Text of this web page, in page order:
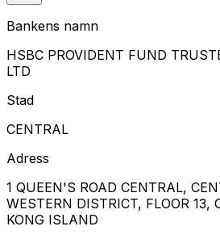
Bankens namn
HSBC PROVIDENT FUND
LTD
Stad
CENTRAL
Adress
1 QUEEN'S ROAD CENTRAL,
WESTERN DISTRICT, FLOOR 13,
KONG ISLAND